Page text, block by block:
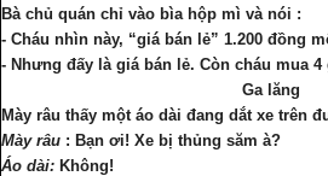
Bà chủ quán chỉ vào bìa hộp mì và nói :
- Cháu nhìn này, “giá bán lẻ” 1.200 đồng
- Nhưng đấy là giá bán lẻ. Còn cháu mua
Ga lăng
Mày râu thấy một áo dài đang dắt xe trên
Mày râu : Bạn ơi! Xe bị thủng săm à?
Áo dài: Không!